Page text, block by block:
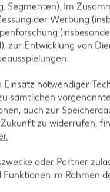
geben und im
Segmenten). Im
der Werbung
zur Entwicklung von
notwendiger
sämtlichen
auch zur
zu widerrufen,
oder Partner
im Rahmen